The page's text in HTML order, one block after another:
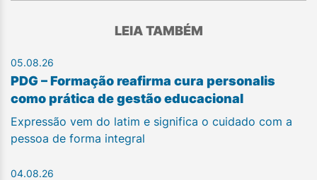
LEIA TAMBÉM
05.08.26
PDG – Formação reafirma cura personalis
como prática de gestão educacional
Expressão vem do latim e significa o cuidado com a
pessoa de forma integral
04.08.26